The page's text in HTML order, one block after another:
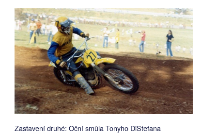
Zastavení druhé: Oční smůla Tonyho DiStefana